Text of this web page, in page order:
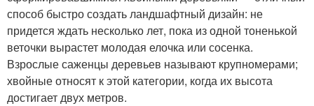
способ быстро создать ландшафтный дизайн: не
придется ждать несколько лет, пока из одной тоненькой
веточки вырастет молодая елочка или сосенка.
Взрослые саженцы деревьев называют крупномерами;
хвойные относят к этой категории, когда их высота
достигает двух метров.